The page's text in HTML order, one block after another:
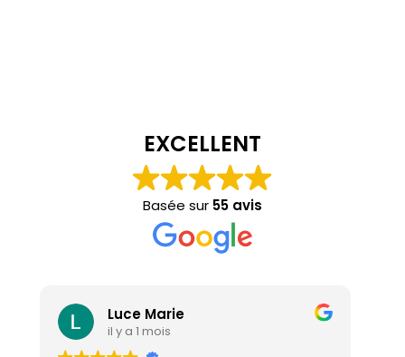
EXCELLENT
Basée sur 55 avis
Luce Marie
il y a 1 mois